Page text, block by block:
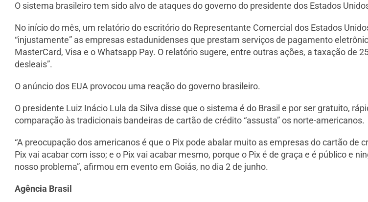
O sistema brasileiro tem sido alvo de ataques do governo do presidente dos Estados
No início do mês, um relatório do escritório do Representante Comercial dos Estados
“injustamente” as empresas estadunidenses que prestam serviços de pagamento
MasterCard, Visa e o Whatsapp Pay. O relatório sugere, entre outras ações, a taxação de
desleais”.
O anúncio dos EUA provocou uma reação do governo brasileiro.
O presidente Luiz Inácio Lula da Silva disse que o sistema é do Brasil e por ser gratuito,
comparação às tradicionais bandeiras de cartão de crédito “assusta” os norte-americanos.
“A preocupação dos americanos é que o Pix pode abalar muito as empresas do cartão de
Pix vai acabar com isso; e o Pix vai acabar mesmo, porque o Pix é de graça e é público e
nosso problema”, afirmou em evento em Goiás, no dia 2 de junho.
Agência Brasil